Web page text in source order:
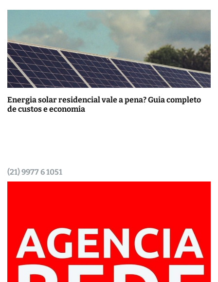
Energia solar residencial vale a pena? Guia completo
de custos e economia
(21) 9977 6 1051